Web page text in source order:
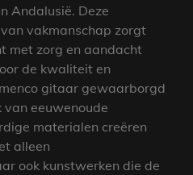
Andalusië. Deze
vakmanschap zorgt
met zorg en aandacht
de kwaliteit en
gitaar gewaarborgd
van eeuwenoude
materialen creëren
alleen
ook kunstwerken die de